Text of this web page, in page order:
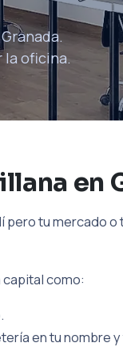
oficina.
en
tu mercado
como:
en tu nombre